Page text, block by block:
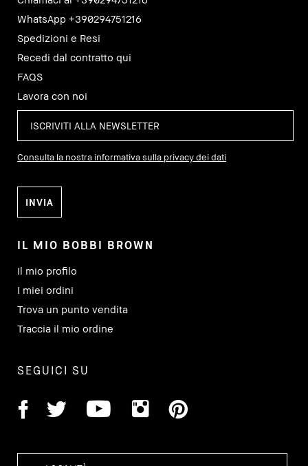
WhatsApp +390294751216
Spedizioni e Resi
Recedi dal contratto qui
FAQS
Lavora con noi
Consulta la nostra informativa sulla privacy dei dati
IL MIO BOBBI BROWN
Il mio profilo
I miei ordini
Trova un punto vendita
Traccia il mio ordine
SEGUICI SU